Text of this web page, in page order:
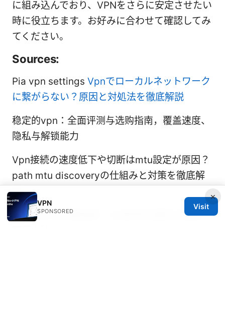
に組み込んでおり、VPNをさらに安定させたい
時に役立ちます。お好みに合わせて確認してみ
てください。
Sources:
Pia vpn settings Vpnでローカルネットワーク
に繋がらない？原因と対処法を徹底解説
稳定的vpn：全面评测与选购指南，覆盖速度、
隐私与解锁能力
Vpn接続の速度低下や切断はmtu設定が原因？
path mtu discoveryの仕組みと対策を徹底解
説
Vpn实例 全流程指南：从选购到设置与测速的
×
VPN
SPONSORED
Visit